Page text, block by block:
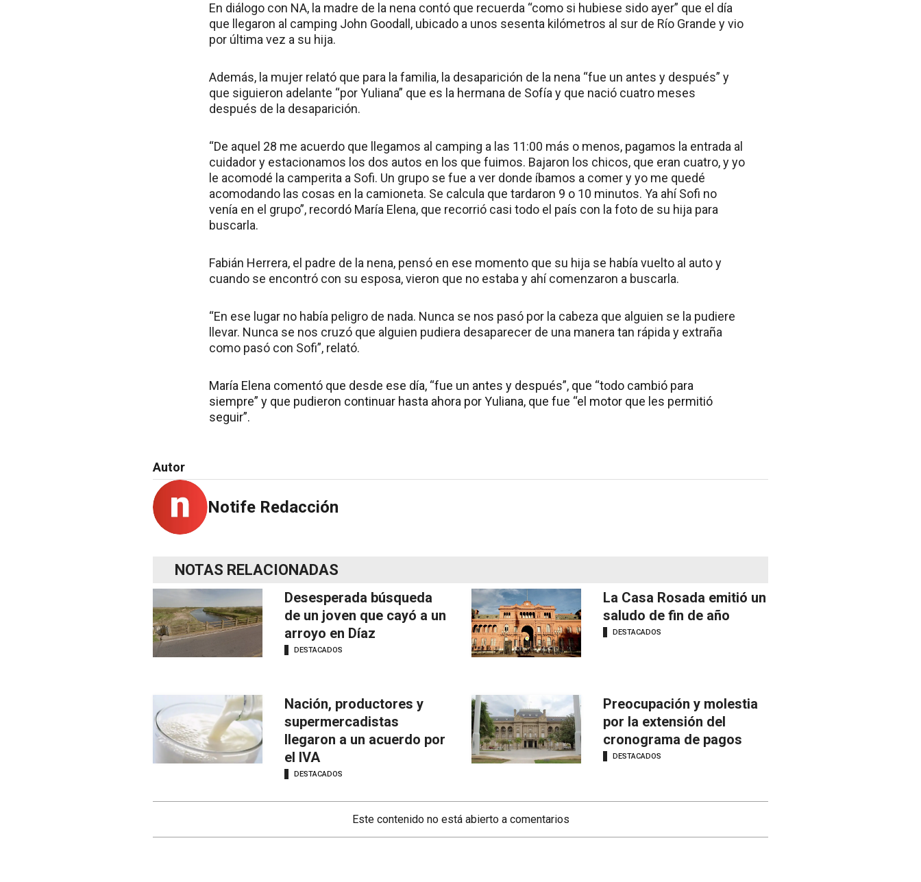
En diálogo con NA, la madre de la nena contó que recuerda “como si hubiese sido ayer” que el día
que llegaron al camping John Goodall, ubicado a unos sesenta kilómetros al sur de Río Grande y vio
por última vez a su hija.
Además, la mujer relató que para la familia, la desaparición de la nena “fue un antes y después” y
que siguieron adelante “por Yuliana” que es la hermana de Sofía y que nació cuatro meses
después de la desaparición.
“De aquel 28 me acuerdo que llegamos al camping a las 11:00 más o menos, pagamos la entrada al
cuidador y estacionamos los dos autos en los que fuimos. Bajaron los chicos, que eran cuatro, y yo
le acomodé la camperita a Sofi. Un grupo se fue a ver donde íbamos a comer y yo me quedé
acomodando las cosas en la camioneta. Se calcula que tardaron 9 o 10 minutos. Ya ahí Sofi no
venía en el grupo”, recordó María Elena, que recorrió casi todo el país con la foto de su hija para
buscarla.
Fabián Herrera, el padre de la nena, pensó en ese momento que su hija se había vuelto al auto y
cuando se encontró con su esposa, vieron que no estaba y ahí comenzaron a buscarla.
“En ese lugar no había peligro de nada. Nunca se nos pasó por la cabeza que alguien se la pudiere
llevar. Nunca se nos cruzó que alguien pudiera desaparecer de una manera tan rápida y extraña
como pasó con Sofi”, relató.
María Elena comentó que desde ese día, “fue un antes y después”, que “todo cambió para
siempre” y que pudieron continuar hasta ahora por Yuliana, que fue “el motor que les permitió
seguir”.
Autor
Notife Redacción
NOTAS RELACIONADAS
Desesperada búsqueda
de un joven que cayó a un
arroyo en Díaz
DESTACADOS
La Casa Rosada emitió un
saludo de fin de año
DESTACADOS
Nación, productores y
supermercadistas
llegaron a un acuerdo por
el IVA
DESTACADOS
Preocupación y molestia
por la extensión del
cronograma de pagos
DESTACADOS
Este contenido no está abierto a comentarios